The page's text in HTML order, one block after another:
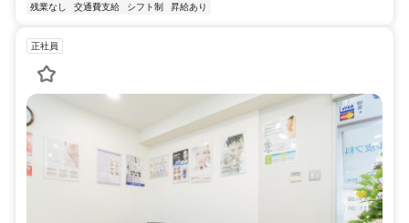
残業なし 交通費支給 シフト制 昇給あり
正社員